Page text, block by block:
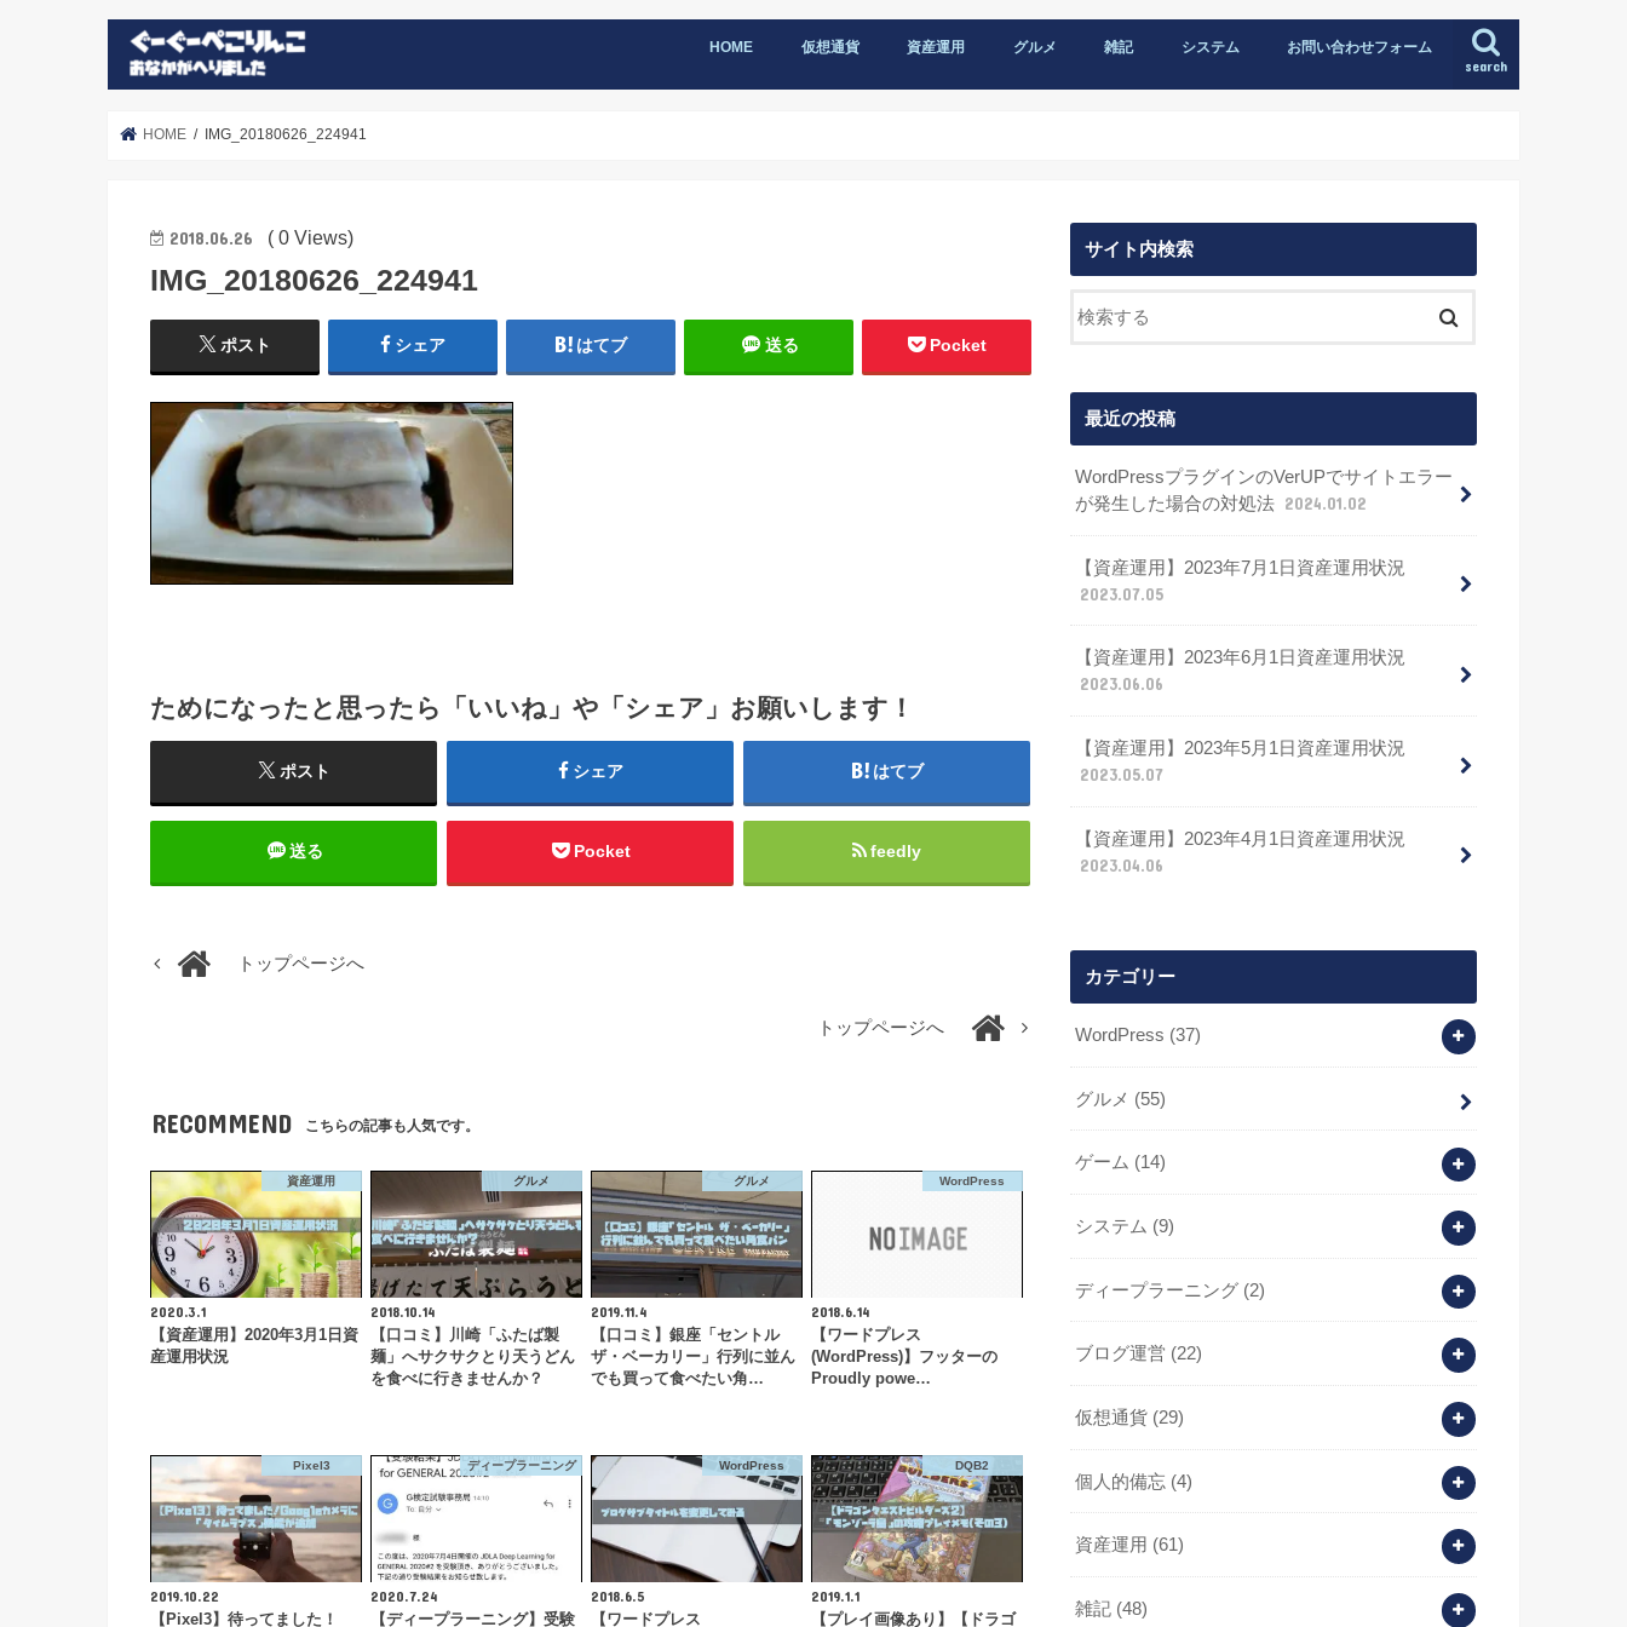
search
HOME 仮想通貨 資産運用 グルメ 雑記 システム お問い合わせフォーム
HOME IMG_20180626_224941
2018.06.26 ( 0 Views)
IMG_20180626_224941
ポスト シェア はてブ 送る Pocket
ためになったと思ったら「いいね」や「シェア」お願いします！
ポスト シェア はてブ
送る Pocket feedly
トップページへ
トップページへ
RECOMMEND こちらの記事も人気です。
資産運用
2020.3.1
【資産運用】2020年3月1日資
産運用状況
グルメ
2018.10.14
【口コミ】川崎「ふたば製
麺」へサクサクとり天うどん
を食べに行きませんか？
グルメ
2019.11.4
【口コミ】銀座「セントル
ザ・ベーカリー」行列に並ん
でも買って食べたい角…
WordPress
2018.6.14
【ワードプレス
(WordPress)】フッターの
Proudly powe…
Pixel3
2019.10.22
【Pixel3】待ってました！
ディープラーニング
2020.7.24
【ディープラーニング】受験
WordPress
2018.6.5
【ワードプレス
DQB2
2019.1.1
【プレイ画像あり】【ドラゴ
サイト内検索
最近の投稿
WordPressプラグインのVerUPでサイトエラー
が発生した場合の対処法 2024.01.02
【資産運用】2023年7月1日資産運用状況
2023.07.05
【資産運用】2023年6月1日資産運用状況
2023.06.06
【資産運用】2023年5月1日資産運用状況
2023.05.07
【資産運用】2023年4月1日資産運用状況
2023.04.06
カテゴリー
WordPress (37)
グルメ (55)
ゲーム (14)
システム (9)
ディープラーニング (2)
ブログ運営 (22)
仮想通貨 (29)
個人的備忘 (4)
資産運用 (61)
雑記 (48)